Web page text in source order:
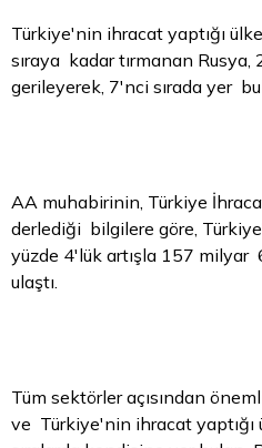
Türkiye'nin ihracat yaptığı
sıraya kadar tırmanan
gerileyerek, 7'nci sırada yer
AA muhabirinin, Türkiye
derlediği bilgilere göre,
yüzde 4'lük artışla 157
ulaştı.
Tüm sektörler açısından
ve Türkiye'nin ihracat yaptığı